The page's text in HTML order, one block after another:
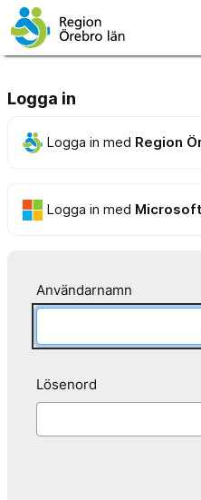
Logga in
Logga in med Region
Logga in med Microsoft
Användarnamn
Lösenord